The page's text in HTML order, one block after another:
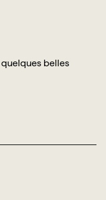
belles